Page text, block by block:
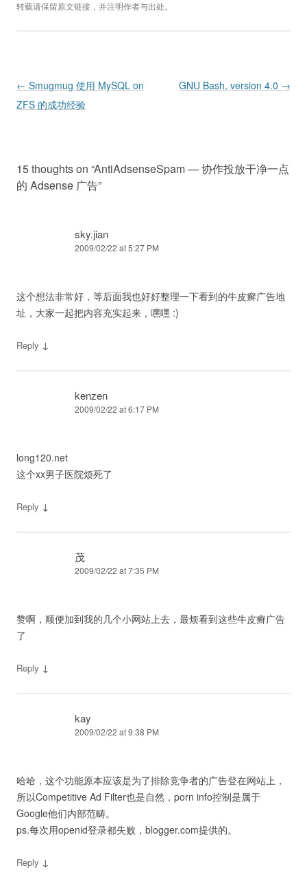
转载请保留原文链接，并注明作者与出处。
Post navigation
← Smugmug 使用 MySQL on
ZFS 的成功经验
GNU Bash, version 4.0 →
15 thoughts on “AntiAdsenseSpam — 协作投放干净一点
的 Adsense 广告”
sky.jian
2009/02/22 at 5:27 PM
这个想法非常好，等后面我也好好整理一下看到的牛皮癣广告地
址，大家一起把内容充实起来，嘿嘿 :)
Reply ↓
kenzen
2009/02/22 at 6:17 PM
long120.net
这个xx男子医院烦死了
Reply ↓
茂
2009/02/22 at 7:35 PM
赞啊，顺便加到我的几个小网站上去，最烦看到这些牛皮癣广告
了
Reply ↓
kay
2009/02/22 at 9:38 PM
哈哈，这个功能原本应该是为了排除竞争者的广告登在网站上，
所以Competitive Ad Filter也是自然，porn info控制是属于
Google他们内部范畴。
ps.每次用openid登录都失败，blogger.com提供的。
Reply ↓